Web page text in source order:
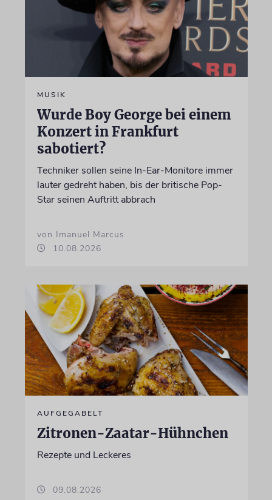
MUSIK
Wurde Boy George bei einem
Konzert in Frankfurt
sabotiert?
Techniker sollen seine In-Ear-Monitore immer
lauter gedreht haben, bis der britische Pop-
Star seinen Auftritt abbrach
von Imanuel Marcus
10.08.2026
AUFGEGABELT
Zitronen-Zaatar-Hühnchen
Rezepte und Leckeres
09.08.2026